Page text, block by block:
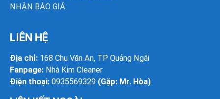
NHẬN BÁO GIÁ
LIÊN HỆ
Địa chỉ: 168 Chu Văn An, TP Quảng Ngãi
Fanpage: Nhà Kim Cleaner
Điện thoại: 0935569329 (Gặp: Mr. Hòa)